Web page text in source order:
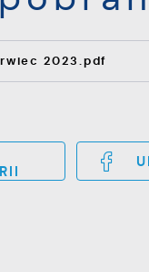
2023.pdf